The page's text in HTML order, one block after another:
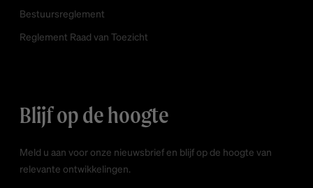
Bestuursreglement
Reglement Raad van Toezicht
Blijf op de hoogte
Meld u aan voor onze nieuwsbrief en blijf op de hoogte van
relevante ontwikkelingen.